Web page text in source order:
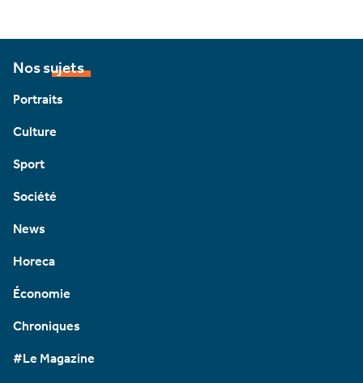
Nos sujets
Portraits
Culture
Sport
Société
News
Horeca
Économie
Chroniques
#Le Magazine